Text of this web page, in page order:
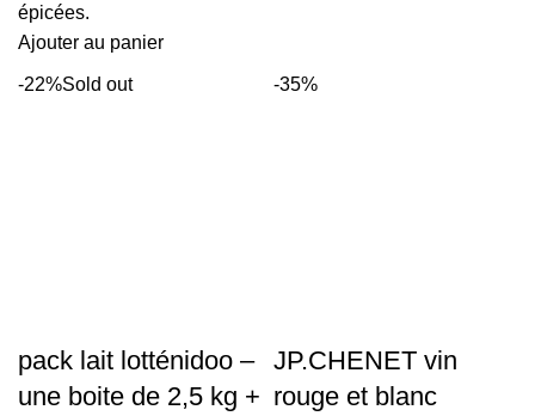
épicées.
Ajouter au panier
-22%Sold out
pack lait lotténidoo –
une boite de 2,5 kg +
-35%
JP.CHENET vin
rouge et blanc